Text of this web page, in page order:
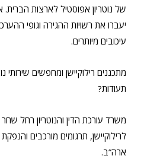
של נוטריון אפוסטיל לארצות
יעברו את רשויות ההגירה וגופי
עיכובים מיותרים.
מתכננים רילוקיישן ומחפשים שירותי
תעודות?
משרד עורכת הדין והנוטריון רחל
לרילוקיישן, תרגומים מורכבים
ארה”ב.